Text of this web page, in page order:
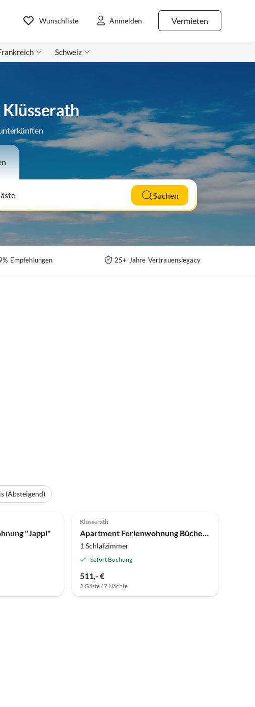
Vermieten
Wunschliste Anmelden
Schweiz
Suchen
Empfehlungen 25+ Jahre Vertrauenslegacy
(Absteigend)
"Jappi"
Klüsserath
Apartment Ferienwohnung Bücherkiste
1 Schlafzimmer
Sofort Buchung
511,- €
2 Gäste / 7 Nächte